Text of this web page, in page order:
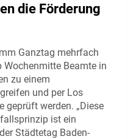
die Förderung
Ganztag mehrfach
Wochenmitte Beamte in
zu einem
und per Los
geprüft werden. „Diese
ist ein
Städtetag Baden-